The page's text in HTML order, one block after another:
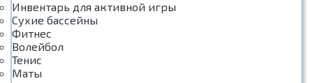
Инвентарь для активной игры
Сухие бассейны
Фитнес
Волейбол
Тенис
Маты